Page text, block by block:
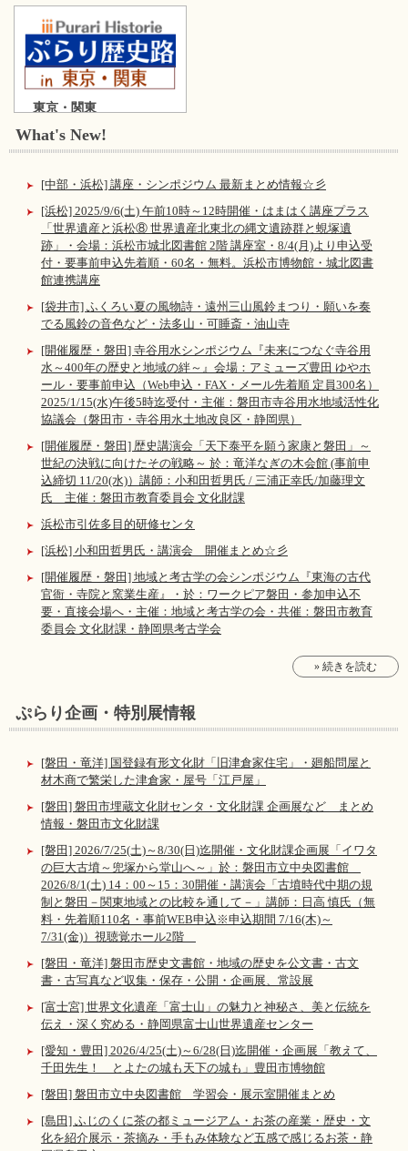
東京・関東
What's New!
[中部・浜松] 講座・シンポジウム 最新まとめ情報☆彡
[浜松] 2025/9/6(土) 午前10時～12時開催・はまはく講座プラス
「世界遺産と浜松⑧ 世界遺産北東北の縄文遺跡群と蜆塚遺
跡」・会場：浜松市城北図書館 2階 講座室・8/4(月)より申込受
付・要事前申込先着順・60名・無料。浜松市博物館・城北図書
館連携講座
[袋井市] ふくろい夏の風物詩・遠州三山風鈴まつり・願いを奏
でる風鈴の音色など・法多山・可睡斎・油山寺
[開催履歴・磐田] 寺谷用水シンポジウム『未来につなぐ寺谷用
水～400年の歴史と地域の絆～』会場：アミューズ豊田 ゆやホ
ール・要事前申込（Web申込・FAX・メール先着順 定員300名）
2025/1/15(水)午後5時迄受付・主催：磐田市寺谷用水地域活性化
協議会（磐田市・寺谷用水土地改良区・静岡県）
[開催履歴・磐田] 歴史講演会「天下泰平を願う家康と磐田」～
世紀の決戦に向けたその戦略～ 於：竜洋なぎの木会館 (事前申
込締切 11/20(水)）講師：小和田哲男氏 / 三浦正幸氏/加藤理文
氏 主催：磐田市教育委員会 文化財課
浜松市引佐多目的研修センタ
[浜松] 小和田哲男氏・講演会 開催まとめ☆彡
[開催履歴・磐田] 地域と考古学の会シンポジウム『東海の古代
官衙・寺院と窯業生産』・於：ワークピア磐田・参加申込不
要・直接会場へ・主催：地域と考古学の会・共催：磐田市教育
委員会 文化財課・静岡県考古学会
» 続きを読む
ぷらり企画・特別展情報
[磐田・竜洋] 国登録有形文化財「旧津倉家住宅」・廻船問屋と
材木商で繁栄した津倉家・屋号「江戸屋」
[磐田] 磐田市埋蔵文化財センタ・文化財課 企画展など まとめ
情報・磐田市文化財課
[磐田] 2026/7/25(土)～8/30(日)迄開催・文化財課企画展「イワタ
の巨大古墳～兜塚から堂山へ～」於：磐田市立中央図書館
2026/8/1(土) 14：00～15：30開催・講演会「古墳時代中期の規
制と磐田－関東地域との比較を通して－」講師：日高 慎氏（無
料・先着順110名・事前WEB申込※申込期間 7/16(木)～
7/31(金)）視聴覚ホール2階
[磐田・竜洋] 磐田市歴史文書館・地域の歴史を公文書・古文
書・古写真など収集・保存・公開・企画展、常設展
[富士宮] 世界文化遺産「富士山」の魅力と神秘さ、美と伝統を
伝え・深く究める・静岡県富士山世界遺産センター
[愛知・豊田] 2026/4/25(土)～6/28(日)迄開催・企画展「教えて、
千田先生！ とよたの城も天下の城も」豊田市博物館
[磐田] 磐田市立中央図書館 学習会・展示室開催まとめ
[島田] ふじのくに茶の都ミュージアム・お茶の産業・歴史・文
化を紹介展示・茶摘み・手もみ体験など五感で感じるお茶・静